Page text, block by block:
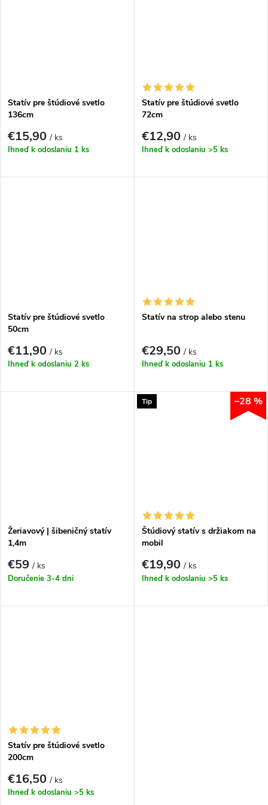
Statív pre štúdiové svetlo
136cm
€15,90/ ks
Ihneď k odoslaniu 1 ks
Statív pre štúdiové svetlo
72cm
€12,90/ ks
Ihneď k odoslaniu >5 ks
Statív pre štúdiové svetlo
50cm
€11,90/ ks
Ihneď k odoslaniu 2 ks
Statív na strop alebo stenu
€29,50/ ks
Ihneď k odoslaniu 1 ks
Žeriavový | šibeničný statív
1,4m
€59/ ks
Doručenie 3-4 dni
Tip –28 %
Štúdiový statív s držiakom na
mobil
€19,90/ ks
Ihneď k odoslaniu >5 ks
Statív pre štúdiové svetlo
200cm
€16,50/ ks
Ihneď k odoslaniu >5 ks